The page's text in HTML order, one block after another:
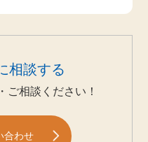
相談する
ご相談ください！
合わせ